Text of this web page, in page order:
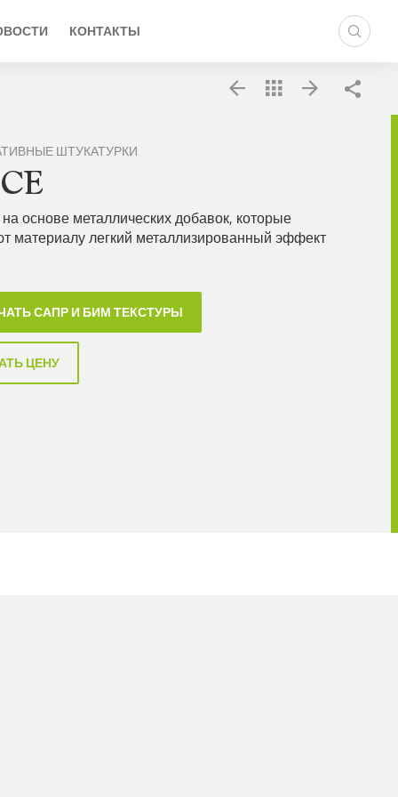
КОНТАКТЫ
ШТУКАТУРКИ
основе металлических добавок, которые
материалу легкий металлизированный эффект
САПР И БИМ ТЕКСТУРЫ
ЦЕНУ